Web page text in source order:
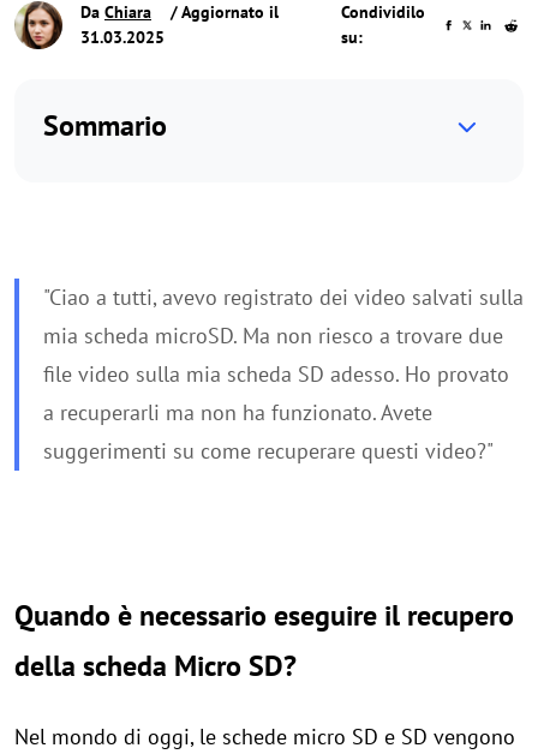
Da Chiara
/ Aggiornato il
31.03.2025
Condividilo
su:
Sommario
"Ciao a tutti, avevo registrato dei video salvati sulla
mia scheda microSD. Ma non riesco a trovare due
file video sulla mia scheda SD adesso. Ho provato
a recuperarli ma non ha funzionato. Avete
suggerimenti su come recuperare questi video?"
Quando è necessario eseguire il recupero
della scheda Micro SD?
Nel mondo di oggi, le schede micro SD e SD vengono